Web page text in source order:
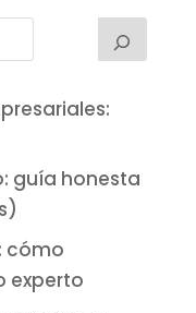
guía honesta
cómo
experto